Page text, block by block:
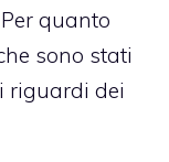
quanto
sono stati
riguardi dei